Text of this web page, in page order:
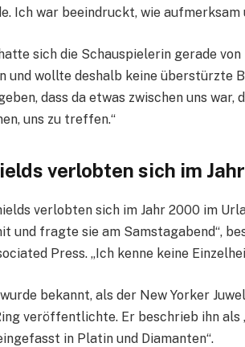
Ich war beeindruckt, wie
sich die Schauspielerin gerade
und wollte deshalb keine überstürzte
dass da etwas zwischen uns
uns zu treffen.“
verlobten sich im
verlobten sich im Jahr 2000 im
und fragte sie am Samstagabend“,
Press. „Ich kenne keine
bekannt, als der New Yorker
veröffentlichte. Er beschrieb ihn
in Platin und Diamanten“.